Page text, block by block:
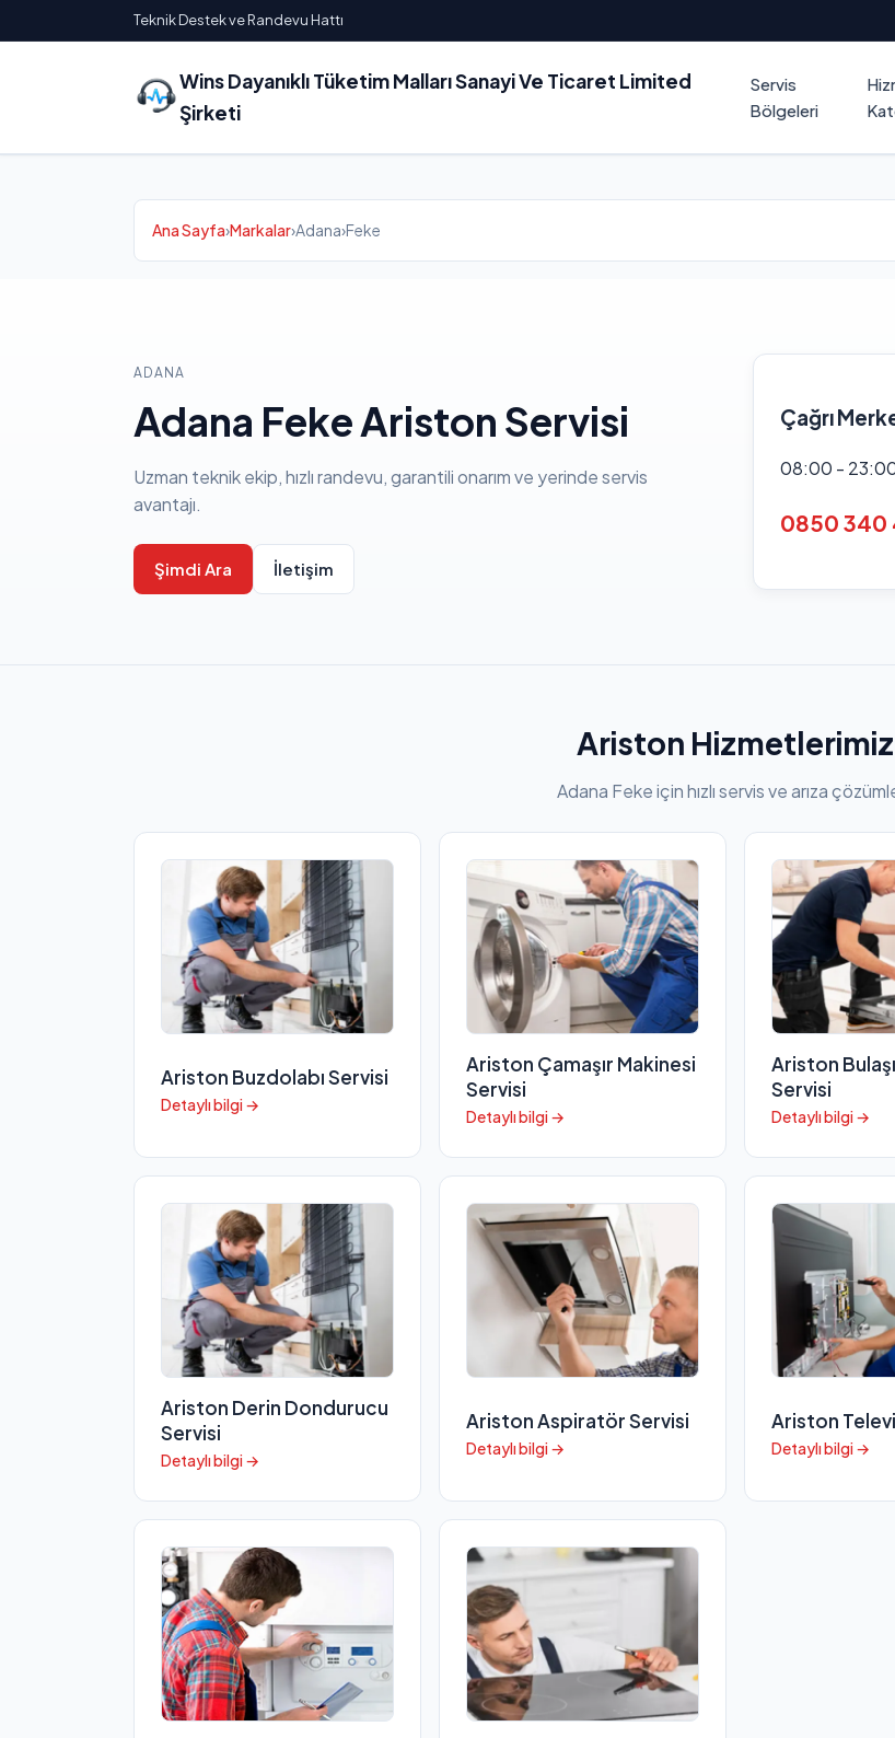
Teknik Destek ve Randevu Hattı
Wins Dayanıklı Tüketim Malları Sanayi Ve Ticaret Limited
Şirketi
Servis
Bölgeleri
Ana Sayfa›Markalar›Adana›Feke
ADANA
Adana Feke Ariston Servisi
Uzman teknik ekip, hızlı randevu, garantili onarım ve yerinde servis
avantajı.
Şimdi Ara İletişim
Çağrı
08:00 -
0850 340
Ariston Hizmetlerimiz
Adana Feke için hızlı servis ve arıza
Ariston Buzdolabı Servisi
Detaylı bilgi →
Ariston Çamaşır Makinesi
Servisi
Detaylı bilgi →
Ariston
Servisi
Detaylı bilgi →
Ariston Derin Dondurucu
Servisi
Detaylı bilgi →
Ariston Aspiratör Servisi
Detaylı bilgi →
Ariston
Detaylı bilgi →